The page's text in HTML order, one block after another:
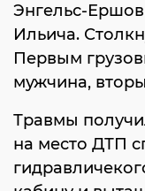
Энгельс-
Ильича.
Первым
мужчина,
Травмы
на место ДТП